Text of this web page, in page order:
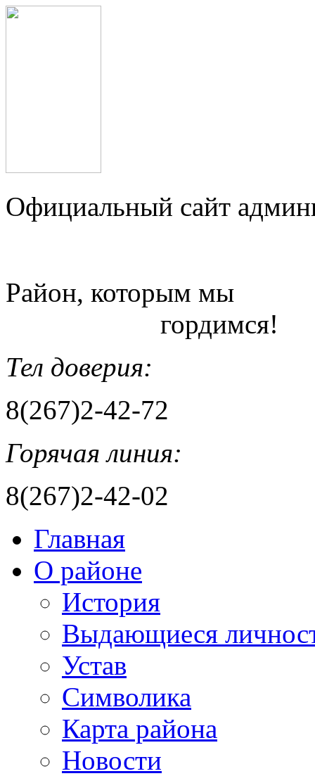
Официальный сайт
Район, которым мы
гордимся!
Тел доверия:
8(267)2-42-72
Горячая линия:
8(267)2-42-02
Главная
О районе
История
Выдающиеся
Устав
Символика
Карта района
Новости